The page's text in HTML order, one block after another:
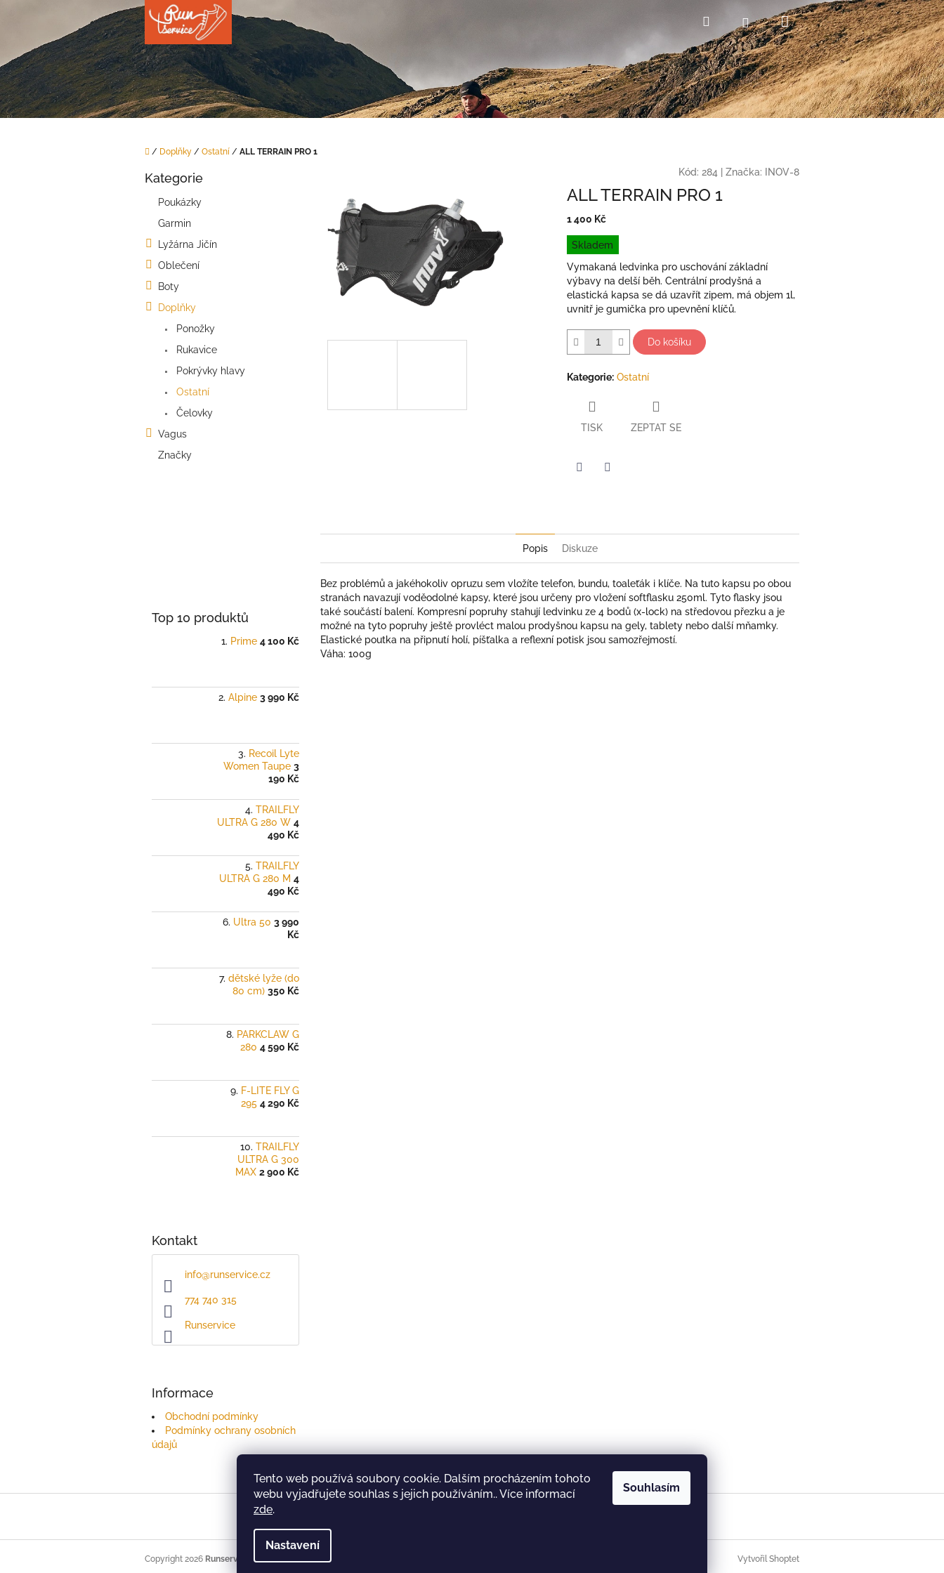
Tento web používá soubory cookie. Dalším procházením tohoto
webu vyjadřujete souhlas s jejich používáním.. Více informací
zde.
Nastavení
Souhlasím
HledatPřihlášeníNákupní
košík
Domů
/ Doplňky / Ostatní / ALL TERRAIN PRO 1
Přeskočit
Kategorie
Poukázky
Garmin
Lyžárna Jičín
Oblečení
Boty
Doplňky
Ponožky
Rukavice
Pokrývky hlavy
Ostatní
Čelovky
Vagus
Značky
Top 10 produktů
Prime 4 100 Kč
Alpine 3 990 Kč
Recoil Lyte
Women Taupe 3
190 Kč
TRAILFLY
ULTRA G 280 W 4
490 Kč
TRAILFLY
ULTRA G 280 M 4
490 Kč
Ultra 50 3 990
Kč
dětské lyže (do
80 cm) 350 Kč
PARKCLAW G
280 4 590 Kč
F-LITE FLY G
295 4 290 Kč
TRAILFLY
ULTRA G 300
MAX 2 900 Kč
Kontakt
info@runservice.cz
774 740 315
Runservice
Informace
Obchodní podmínky
Podmínky ochrany osobních
údajů
Kód: 284 Značka: INOV-8
ALL TERRAIN PRO 1
1 400 Kč
Měrná
cena:
Skladem
Vymakaná ledvinka pro uschování základní
výbavy na delší běh. Centrální prodyšná a
elastická kapsa se dá uzavřít zipem, má objem 1l,
uvnitř je gumička pro upevnění klíčů.
Do košíku
Kategorie: Ostatní
TISK ZEPTAT SE
Popis Diskuze
Bez problémů a jakéhokoliv opruzu sem vložíte telefon, bundu, toaleťák i klíče. Na tuto kapsu po obou
stranách navazují voděodolné kapsy, které jsou určeny pro vložení softflasku 250ml. Tyto flasky jsou
také součástí balení. Kompresní popruhy stahují ledvinku ze 4 bodů (x-lock) na středovou přezku a je
možné na tyto popruhy ještě provléct malou prodyšnou kapsu na gely, tablety nebo další mňamky.
Elastické poutka na připnutí holí, píšťalka a reflexní potisk jsou samozřejmostí.
Váha: 100g
Vytvořil Shoptet
Copyright 2026 Runservice . Všechna práva vyhrazena.